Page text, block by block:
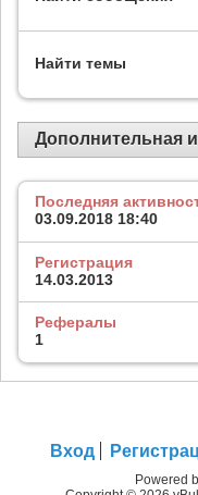
Найти темы
Дополнительная
Последняя
03.09.2018 18:40
Регистрация
14.03.2013
Рефералы
1
Вход
Powered